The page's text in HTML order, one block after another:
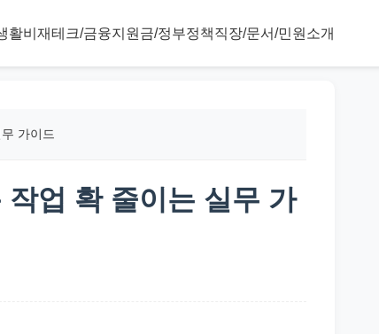
활비 재테크/금융지원금/정부정책직장/문서/민원 소개
가이드
업 확 줄이는 실무 가